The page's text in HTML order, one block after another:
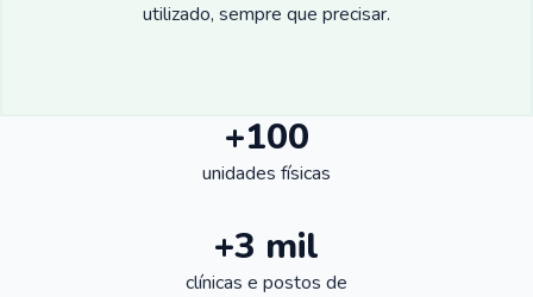
utilizado, sempre que precisar.
+100
unidades físicas
+3 mil
clínicas e postos de